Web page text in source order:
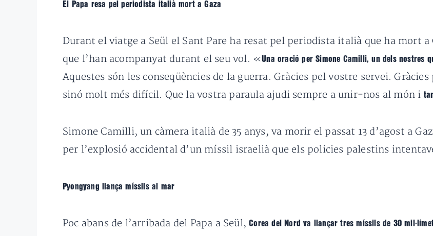
El Papa resa pel periodista italià mort a Gaza
Durant el viatge a Seül el Sant Pare ha resat pel periodista italià que ha mort
que l’han acompanyat durant el seu vol. «Una oració per Simone Camilli, un dels nostres
Aquestes són les conseqüències de la guerra. Gràcies pel vostre servei.
sinó molt més difícil. Que la vostra paraula ajudi sempre a unir-nos al món i
Simone Camilli, un càmera italià de 35 anys, va morir el passat 13 d’agost a
per l’explosió accidental d’un míssil israelià que els policies palestins
Pyongyang llança míssils al mar
Poc abans de l’arribada del Papa a Seül,Corea del Nord va llançar tres míssils de 30